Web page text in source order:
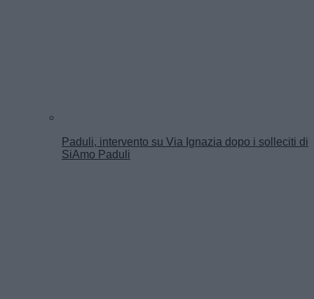
Paduli, intervento su Via Ignazia dopo i solleciti di
SiAmo Paduli